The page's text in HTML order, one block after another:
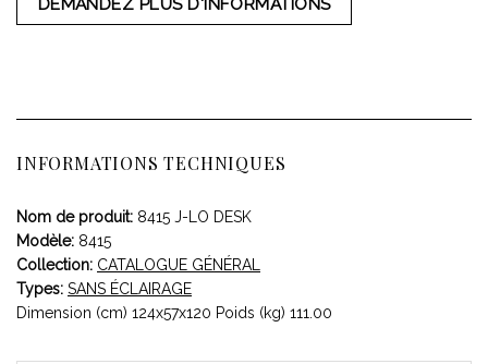
INFORMATIONS TECHNIQUES
Nom de produit: 8415 J-LO DESK
Modèle: 8415
Collection: CATALOGUE GÉNÉRAL
Types: SANS ÉCLAIRAGE
Dimension (cm) 124x57x120 Poids (kg) 111.00